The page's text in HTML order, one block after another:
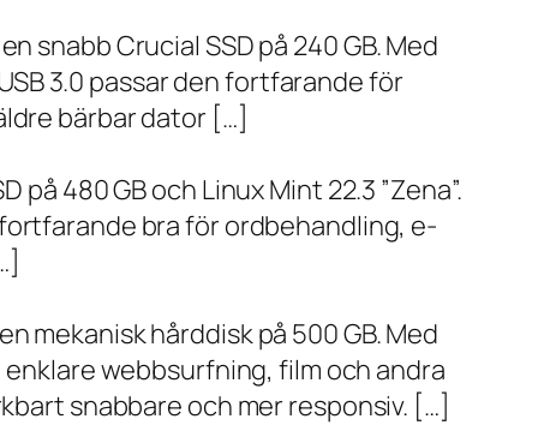
snabb Crucial SSD på 240 GB. Med
3.0 passar den fortfarande för
bärbar dator […]
480 GB och Linux Mint 22.3 ”Zena”.
bra för ordbehandling, e-
mekanisk hårddisk på 500 GB. Med
webbsurfning, film och andra
snabbare och mer responsiv. […]